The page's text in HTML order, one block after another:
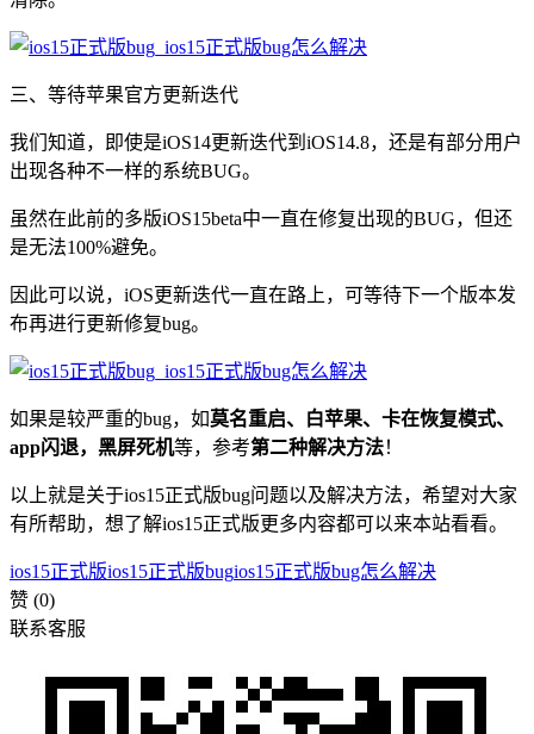
三、等待苹果官方更新迭代
我们知道，即使是iOS14更新迭代到iOS14.8，还是有部分用户
出现各种不一样的系统BUG。
虽然在此前的多版iOS15beta中一直在修复出现的BUG，但还
是无法100%避免。
因此可以说，iOS更新迭代一直在路上，可等待下一个版本发
布再进行更新修复bug。
如果是较严重的bug，如莫名重启、白苹果、卡在恢复模式、
app闪退，黑屏死机等，参考第二种解决方法！
以上就是关于ios15正式版bug问题以及解决方法，希望对大家
有所帮助，想了解ios15正式版更多内容都可以来本站看看。
ios15正式版ios15正式版bugios15正式版bug怎么解决
赞 (0)
联系客服